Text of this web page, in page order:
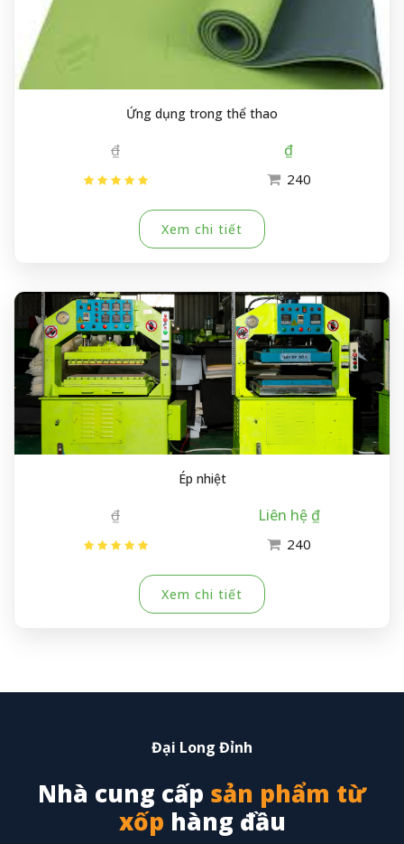
Ứng dụng trong thể thao
₫ ₫
240
Xem chi tiết
Ép nhiệt
₫ Liên hệ ₫
240
Xem chi tiết
Đại Long Đỉnh
Nhà cung cấp sản phẩm từ
xốp hàng đầu